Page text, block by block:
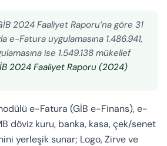
2024 Faaliyet Raporu’na göre 31
e-Fatura uygulamasına 1.486.941,
ise 1.549.138 mükellef
2024 Faaliyet Raporu (2024)
e-Fatura (GİB e-Finans), e-
döviz kuru, banka, kasa, çek/senet
yerleşik sunar; Logo, Zirve ve